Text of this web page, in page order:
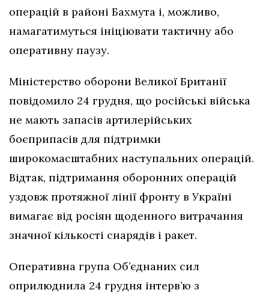
операцій в районі Бахмута і, можливо,
намагатимуться ініціювати тактичну або
оперативну паузу.
Міністерство оборони Великої Британії
повідомило 24 грудня, що російські війська
не мають запасів артилерійських
боєприпасів для підтримки
широкомасштабних наступальних операцій.
Відтак, підтримання оборонних операцій
уздовж протяжної лінії фронту в Україні
вимагає від росіян щоденного витрачання
значної кількості снарядів і ракет.
Оперативна група Об’єднаних сил
оприлюднила 24 грудня інтерв’ю з